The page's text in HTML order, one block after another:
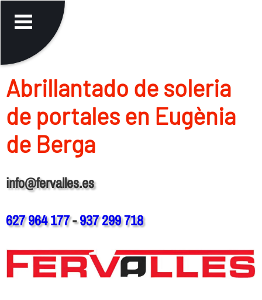
Abrillantado de soleria
de portales en Eugènia
de Berga
info@fervalles.es
627 964 177-937 299 718